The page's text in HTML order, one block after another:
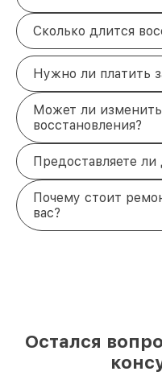
Сколько длится
Нужно ли платить
Может ли
восстановления?
Предоставляете
Почему стоит
вас?
Остался